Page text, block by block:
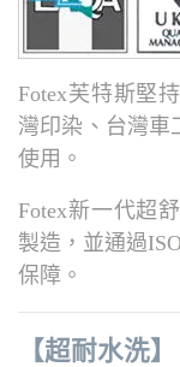
Fotex芙特斯堅
灣印染、台灣車
使用。
Fotex新一代超
製造，並通過
保障。
【超耐水洗】